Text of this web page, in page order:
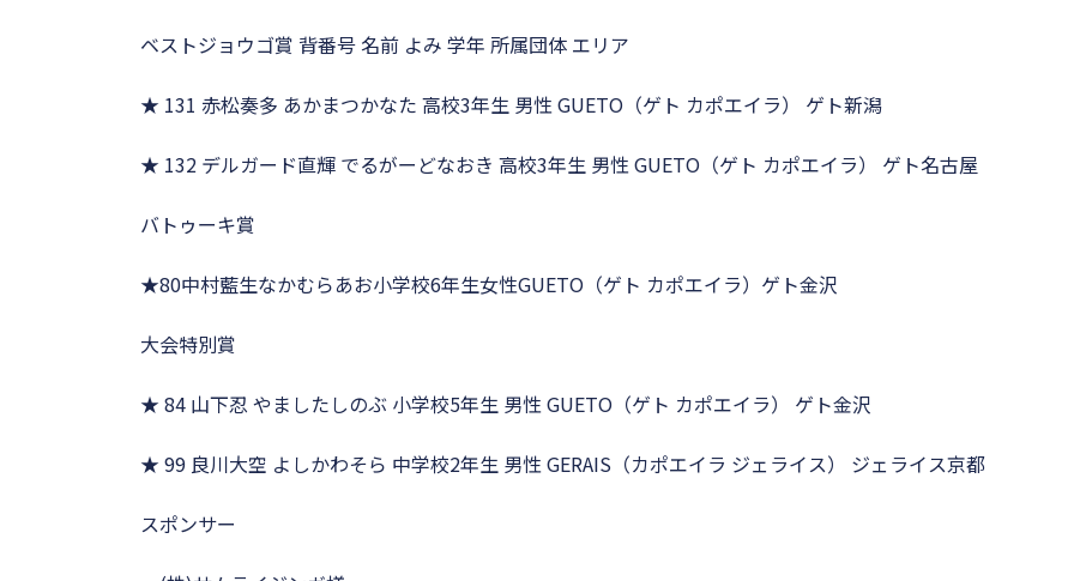
ベストジョウゴ賞 背番号 名前 よみ 学年 所属団体 エリア
★ 131 赤松奏多 あかまつかなた 高校3年生 男性 GUETO（ゲト カポエイラ） ゲト新潟
★ 132 デルガード直輝 でるがーどなおき 高校3年生 男性 GUETO（ゲト カポエイラ） ゲト名古屋
バトゥーキ賞
★80中村藍生なかむらあお小学校6年生女性GUETO（ゲト カポエイラ）ゲト金沢
大会特別賞
★ 84 山下忍 やましたしのぶ 小学校5年生 男性 GUETO（ゲト カポエイラ） ゲト金沢
★ 99 良川大空 よしかわそら 中学校2年生 男性 GERAIS（カポエイラ ジェライス） ジェライス京都
スポンサー